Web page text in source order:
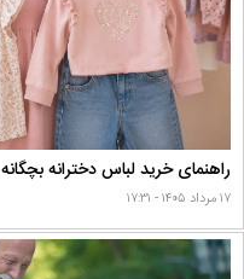
راهنمای خرید لباس دخترانه بچگانه
۱۷ مرداد ۱۴۰۵ - ۱۷:۳۱